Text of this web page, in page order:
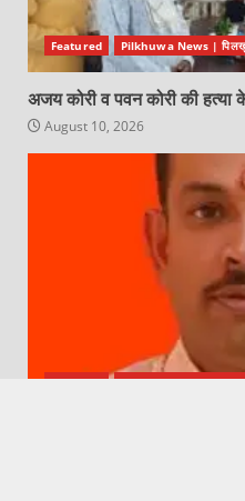
Featured Pilkhuwa News |
अजय कोरी व पवन कोरी की हत्या
August 10, 2026
Featured Hapur City News ||